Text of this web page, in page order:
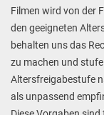
Filmen wird von der
den geeigneten
behalten uns das
zu machen und
Altersfreigabestufe
als unpassend